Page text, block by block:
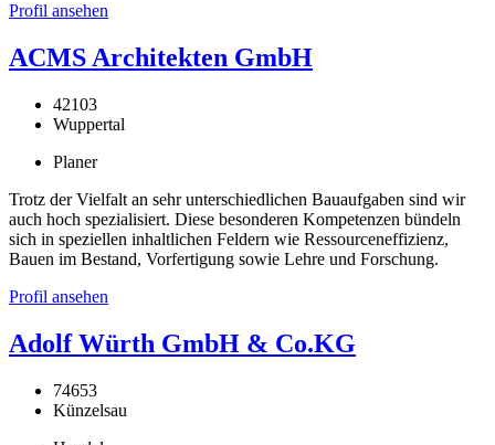
Profil ansehen
ACMS Architekten GmbH
42103
Wuppertal
Planer
Trotz der Vielfalt an sehr unterschiedlichen Bauaufgaben sind wir
auch hoch spezialisiert. Diese besonderen Kompetenzen bündeln
sich in speziellen inhaltlichen Feldern wie Ressourceneffizienz,
Bauen im Bestand, Vorfertigung sowie Lehre und Forschung.
Profil ansehen
Adolf Würth GmbH & Co.KG
74653
Künzelsau